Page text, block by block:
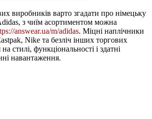
виробників варто згадати про німецьку
з чиїм асортиментом можна
answear.ua/m/adidas. Міцні наплічники
Nike та безліч інших торгових
стилі, функціональності і здатні
навантаження.